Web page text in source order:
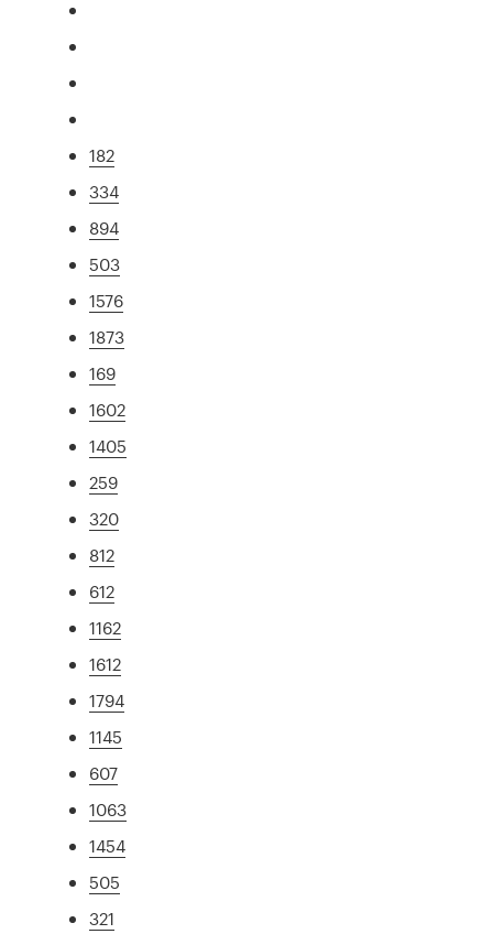
182
334
894
503
1576
1873
169
1602
1405
259
320
812
612
1162
1612
1794
1145
607
1063
1454
505
321